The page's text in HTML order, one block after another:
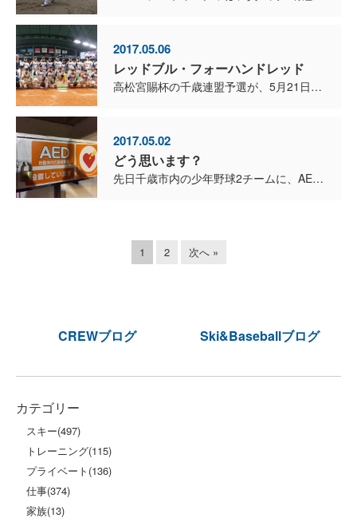
2017.05.06
レッドブル・フォーハンドレッド
高松宮賜杯の千歳連盟予選が、5月21日に決まりました。 1回戦から強豪チームとに対戦ですが、しっかりと勝ちにいきます。 この大会は若い選手も使って戦うつもりでしたが、初戦はRed Bull...
2017.05.02
どう思います？
先日千歳市内の少年野球2チームに、AEDを寄贈して、関係者や父兄の皆さんに講習を受けていただきました。 いつも言いますが、AEDは使わないで済むことが一番ですが、万が一の時の準備は必要です。 ...
1 2 次へ »
CREWブログ Ski&Baseballブログ
カテゴリー
スキー(497)
トレーニング(115)
プライベート (136)
仕事(374)
家族(13)